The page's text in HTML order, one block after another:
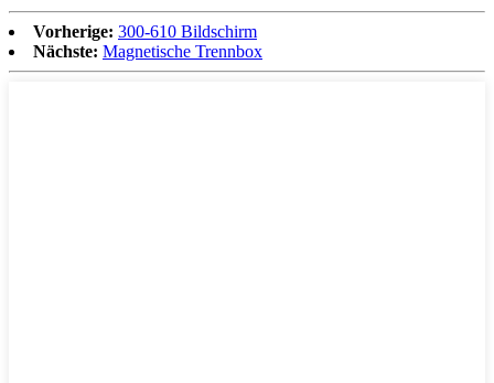
Vorherige: 300-610 Bildschirm
Nächste: Magnetische Trennbox